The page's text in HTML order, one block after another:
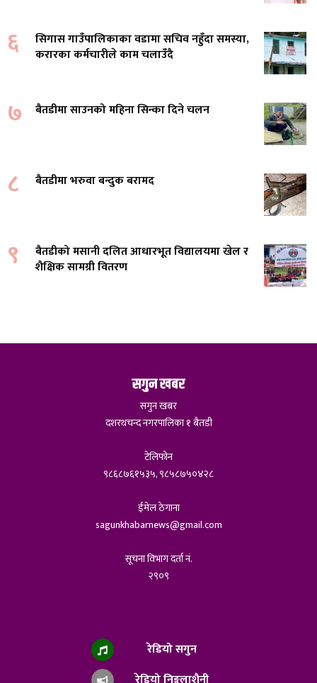
६
सिगास गाउँपालिकाका वडामा सचिव नहुँदा समस्या,
करारका कर्मचारीले काम चलाउँदै
७ बैतडीमा साउनको महिना सिन्का दिने चलन
८ बैतडीमा भरुवा बन्दुक बरामद
९
बैतडीको मसानी दलित आधारभूत विद्यालयमा खेल र
शैक्षिक सामग्री वितरण
सगुन खबर
सगुन खबर
दशरथचन्द नगरपालिका १ बैतडी
टेलिफोन
९८६८७६१५३५, ९८५८७५०४२८
ईमेल ठेगाना
sagunkhabarnews@gmail.com
सूचना विभाग दर्ता नं.
२९०९
रेडियो सगुन